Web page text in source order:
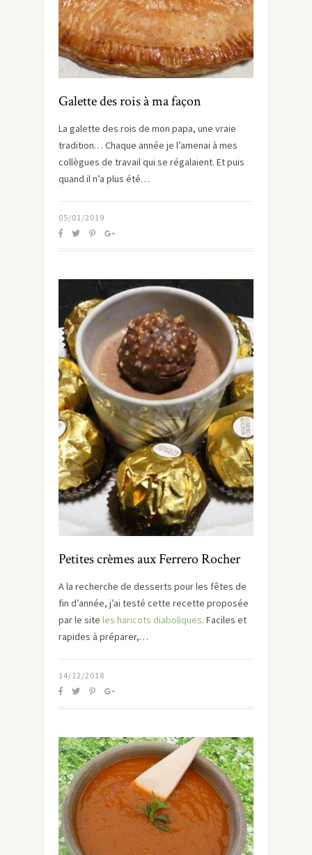
Galette des rois à ma façon
La galette des rois de mon papa, une vraie
tradition… Chaque année je l’amenai à mes
collègues de travail qui se régalaient. Et puis
quand il n’a plus été…
05/01/2019
Petites crèmes aux Ferrero Rocher
A la recherche de desserts pour les fêtes de
fin d’année, j’ai testé cette recette proposée
par le site les haricots diaboliques. Faciles et
rapides à préparer,…
14/12/2018